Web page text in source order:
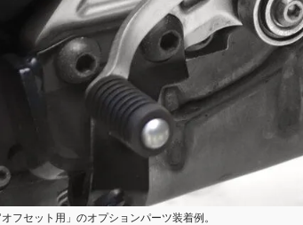
オフセット用」のオプションパーツ装着例。